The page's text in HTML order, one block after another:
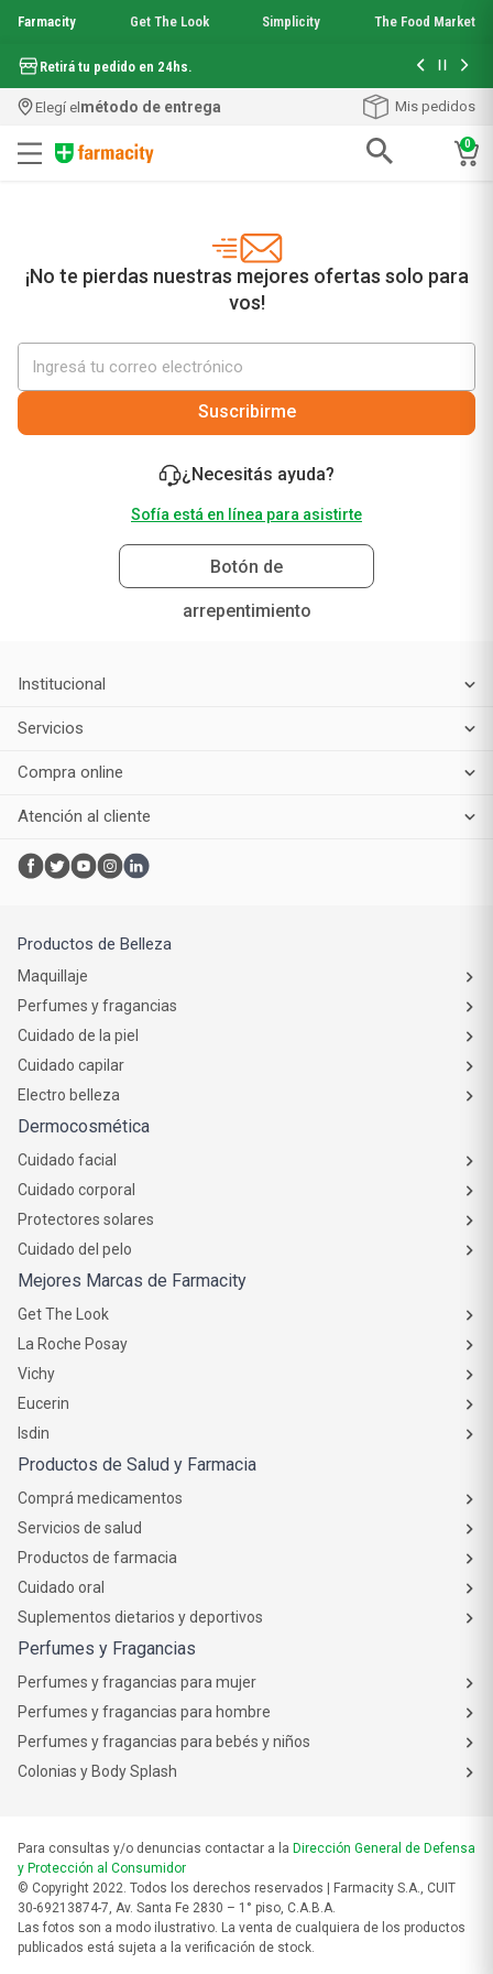
Farmacity Get The Look Simplicity The Food Market
Retirá tu pedido en 24hs. Hasta 6
Elegí elmétodo de entrega Mis pedidos
0
¡No te pierdas nuestras mejores ofertas solo para
vos!
Suscribirme
¿Necesitás ayuda?
Sofía está en línea para asistirte
Botón de
arrepentimiento
Institucional
Servicios
Compra online
Atención al cliente
Productos de Belleza
Maquillaje
Perfumes y fragancias
Cuidado de la piel
Cuidado capilar
Electro belleza
Dermocosmética
Cuidado facial
Cuidado corporal
Protectores solares
Cuidado del pelo
Mejores Marcas de Farmacity
Get The Look
La Roche Posay
Vichy
Eucerin
Isdin
Productos de Salud y Farmacia
Comprá medicamentos
Servicios de salud
Productos de farmacia
Cuidado oral
Suplementos dietarios y deportivos
Perfumes y Fragancias
Perfumes y fragancias para mujer
Perfumes y fragancias para hombre
Perfumes y fragancias para bebés y niños
Colonias y Body Splash
Para consultas y/o denuncias contactar a la Dirección General de Defensa
y Protección al Consumidor
© Copyright 2022. Todos los derechos reservados | Farmacity S.A., CUIT
30-69213874-7, Av. Santa Fe 2830 – 1° piso, C.A.B.A.
Las fotos son a modo ilustrativo. La venta de cualquiera de los productos
publicados está sujeta a la verificación de stock.
garnier toque seco crema facial
. mela b3
6
get the look
8
9